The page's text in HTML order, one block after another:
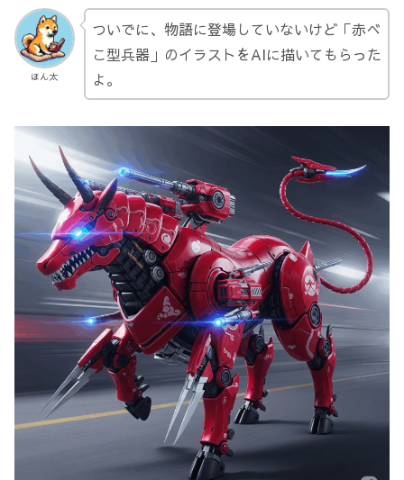
ほん太
ついでに、物語に登場していないけど「赤べ
こ型兵器」のイラストをAIに描いてもらった
よ。